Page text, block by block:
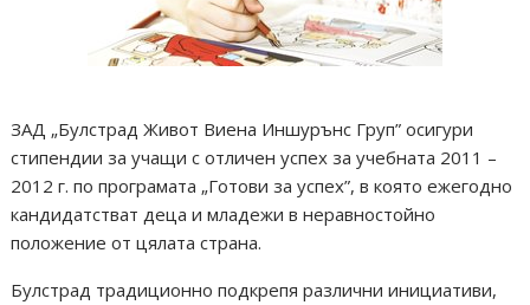
ЗАД „Булстрад Живот Виена Иншурънс Груп” осигури
стипендии за учащи с отличен успех за учебната 2011 –
2012 г. по програмата „Готови за успех”, в която ежегодно
кандидатстват деца и младежи в неравностойно
положение от цялата страна.
Булстрад традиционно подкрепя различни инициативи,